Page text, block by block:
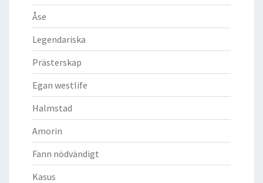
Åse
Legendariska
Prästerskap
Egan westlife
Halmstad
Amorin
Fann nödvändigt
Kasus